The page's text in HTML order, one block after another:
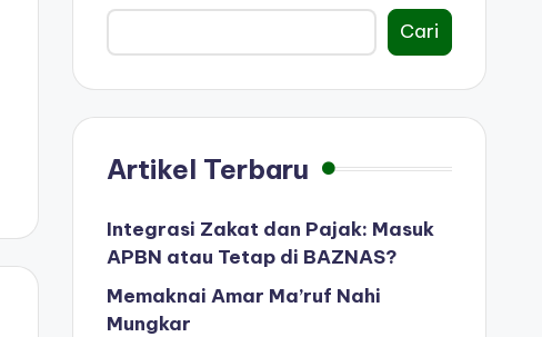
Cari
Artikel Terbaru
Integrasi Zakat dan Pajak: Masuk
APBN atau Tetap di BAZNAS?
Memaknai Amar Ma’ruf Nahi
Mungkar